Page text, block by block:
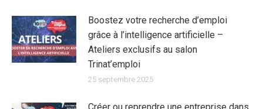
Boostez votre recherche d’emploi
grâce à l’intelligence artificielle –
Ateliers exclusifs au salon
Trinat’emploi
25 septembre 2025
Créer ou reprendre une entreprise dans